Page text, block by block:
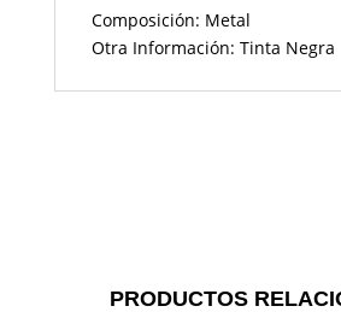
Composición: Metal
Otra Información: Tinta Negra
PRODUCTOS